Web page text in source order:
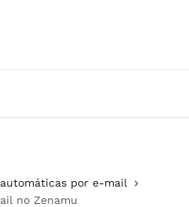
por e-mail
no Zenamu